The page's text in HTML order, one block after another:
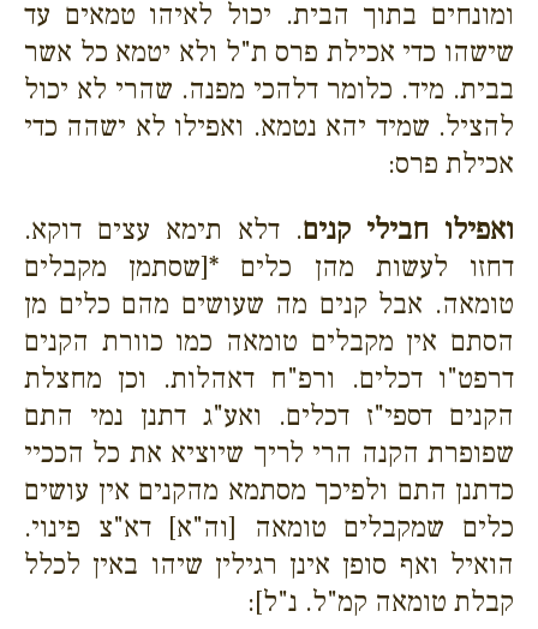
ומונחים בתוך הבית. יכול לאיהו טמאים עד
שישהו כדי אכילת פרס ת"ל ולא יטמא כל אשר
בבית. מיד. כלומר דלהכי מפנה. שהרי לא יכול
להציל. שמיד יהא נטמא. ואפילו לא ישהה כדי
אכילת פרס:
ואפילו חבילי קנים. דלא תימא עצים דוקא.
דחזו לעשות מהן כלים *[שסתמן מקבלים
טומאה. אבל קנים מה שעושים מהם כלים מן
הסתם אין מקבלים טומאה כמו כוורת הקנים
דרפט"ו דכלים. ורפ"ח דאהלות. וכן מחצלת
הקנים דספי"ז דכלים. ואע"ג דתנן נמי התם
שפופרת הקנה הרי לריך שיוציא את כל הככיי
כדתנן התם ולפיכך מסתמא מהקנים אין עושים
כלים שמקבלים טומאה [וה"א] דא"צ פינוי.
הואיל ואף סופן אינן רגילין שיהו באין לכלל
קבלת טומאה קמ"ל. נ"ל]: